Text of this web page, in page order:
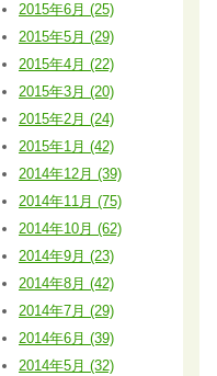
2015年6月 (25)
2015年5月 (29)
2015年4月 (22)
2015年3月 (20)
2015年2月 (24)
2015年1月 (42)
2014年12月 (39)
2014年11月 (75)
2014年10月 (62)
2014年9月 (23)
2014年8月 (42)
2014年7月 (29)
2014年6月 (39)
2014年5月 (32)